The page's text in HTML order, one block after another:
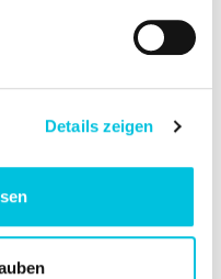
Details zeigen